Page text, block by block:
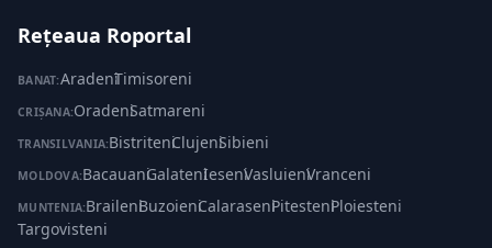
Rețeaua Roportal
BANAT:Aradeni·Timisoreni
CRIȘANA:Oradeni·Satmareni
TRANSILVANIA:Bistriteni·Clujeni·Sibieni
MOLDOVA:Bacauani·Galateni·Ieseni·Vasluieni·Vranceni
MUNTENIA:Braileni·Buzoieni·Calaraseni·Pitesteni·Ploiesteni·
Targovisteni